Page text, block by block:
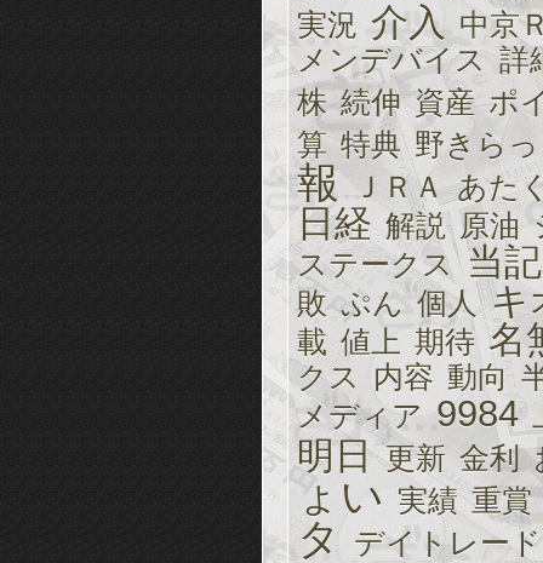
実況 介入 中京
メンデバイス 詳
株 続伸 資産 ポ
算 特典 野きら
報 ＪＲＡ あた
日経 解説 原油
ステークス 当記
敗 ぷん 個人 キ
載 値上 期待 名
クス 内容 動向
メディア 9984
明日 更新 金利
ょい 実績 重賞
タ
デイトレード